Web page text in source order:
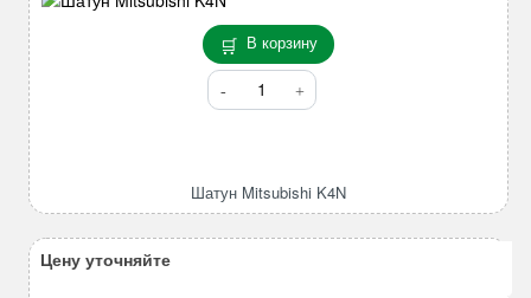
В корзину
Количество
товара
Шатун Mitsubishi K4N
Цену уточняйте